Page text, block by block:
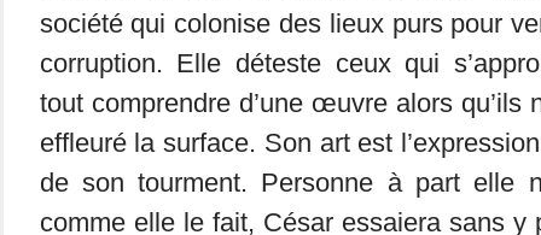
société qui colonise des lieux purs pour
corruption. Elle déteste ceux qui
tout comprendre d’une œuvre alors qu’ils
effleuré la surface. Son art est
de son tourment. Personne à part elle
comme elle le fait, César essaiera sans y